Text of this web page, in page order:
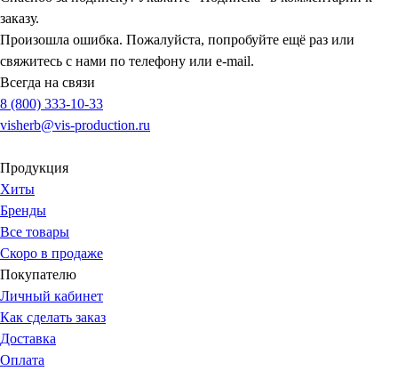
заказу.
Произошла ошибка. Пожалуйста, попробуйте ещё раз или
свяжитесь с нами по телефону или e-mail.
Всегда на связи
8 (800) 333-10-33
visherb@vis-production.ru
Продукция
Хиты
Бренды
Все товары
Скоро в продаже
Покупателю
Личный кабинет
Как сделать заказ
Доставка
Оплата